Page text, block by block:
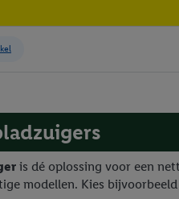
is dé oplossing voor een
modellen. Kies